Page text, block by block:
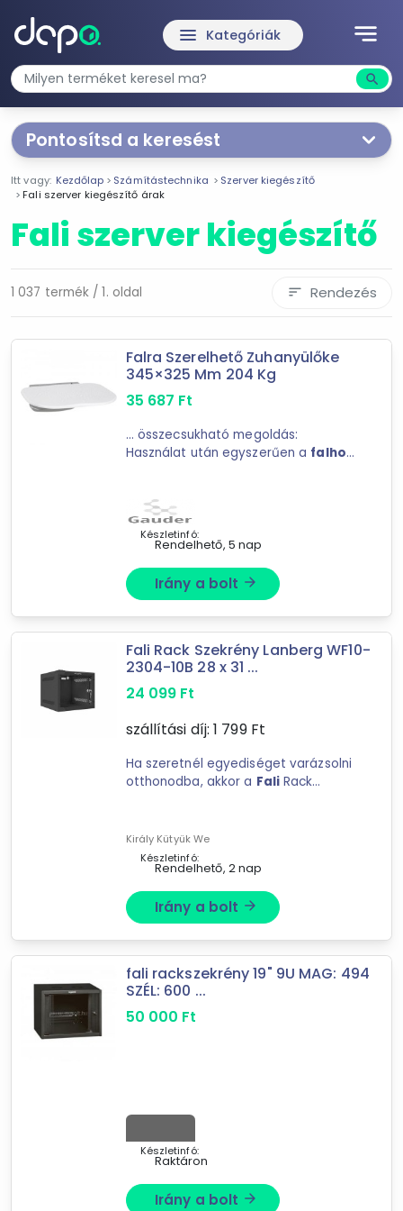
notes
menu Kategóriák
search
Pontosítsd a keresést
Segítünk a keresésben!
Válaszd ki a jellemzőketTe magad!
Termékjellemzők
Rack szekrény
1 217 833 Ft
Szűrés
1 037találat
Mást is keresel? Válogass a Depo teljes
tovább válogatok »
Forgalmazók
Gauder Webshop
Itt vagy: Kezdőlap Számítástechnika
Szerver kiegészítő
Fali szerver kiegészítő árak
Fali szerver kiegészítő
1 037 termék / 1. oldal sort Rendezés
Falra Szerelhető Zuhanyülőke
345×325 Mm 204 Kg
35 687 Ft
... összecsukható megoldás:
Használat után egyszerűen a falhoz
gördülékeny. Egyszerű
A pontos fúrást segítő sablon ...
Készletinfó:
Rendelhető, 5 nap
Irány a bolt arrow_forward
Fali Rack Szekrény Lanberg WF10-
2304-10B 28 x 31 ...
24 099 Ft
szállítási díj: 1 799Ft
Ha szeretnél egyediséget varázsolni
otthonodba, akkor a FaliRack
Király Kütyük We
Készletinfó:
Rendelhető, 2 nap
Irány a bolt arrow_forward
fali rackszekrény 19" 9U MAG: 494
SZÉL: 600 ...
50 000 Ft
Készletinfó:
Raktáron
Irány a bolt arrow_forward